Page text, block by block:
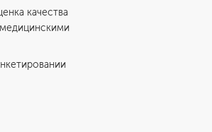
качества
медицинскими